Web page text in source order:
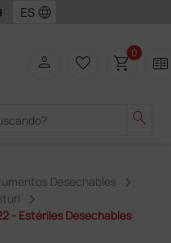
language
search
person favorite_border shopping_cart0 two_pager
Desechables
- Estériles Desechables